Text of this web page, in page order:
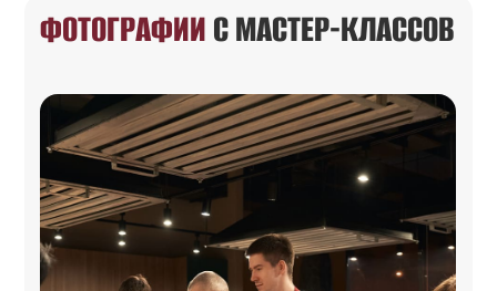
ФОТОГРАФИИС МАСТЕР-КЛАССОВ